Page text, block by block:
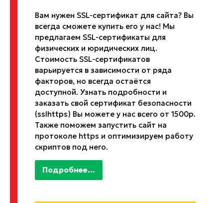
Вам нужен SSL-сертификат для сайта? Вы
всегда сможете купить его у нас! Мы
предлагаем SSL-сертификаты для
физических и юридических лиц.
Стоимость SSL-сертификатов
варьируется в зависимости от ряда
факторов, но всегда остаётся
доступной. Узнать подробности и
заказать свой сертификат безопасности
(sslhttps) Вы можете у нас всего от 1500р.
Также поможем запустить сайт на
протоколе https и оптимизируем работу
скриптов под него.
Подробнее...